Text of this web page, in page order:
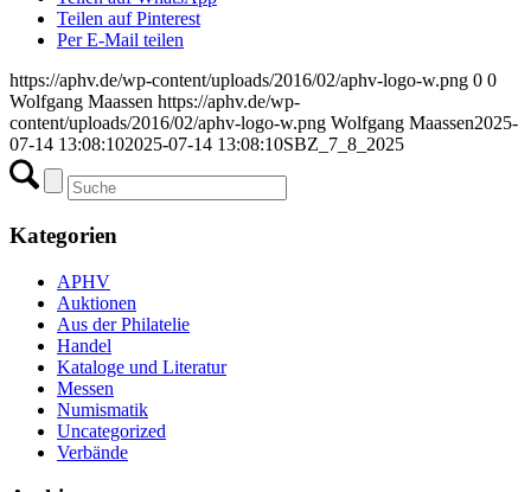
Teilen auf Pinterest
Per E-Mail teilen
https://aphv.de/wp-content/uploads/2016/02/aphv-logo-w.png 0 0
Wolfgang Maassen https://aphv.de/wp-
content/uploads/2016/02/aphv-logo-w.png Wolfgang Maassen2025-
07-14 13:08:102025-07-14 13:08:10SBZ_7_8_2025
Kategorien
APHV
Auktionen
Aus der Philatelie
Handel
Kataloge und Literatur
Messen
Numismatik
Uncategorized
Verbände